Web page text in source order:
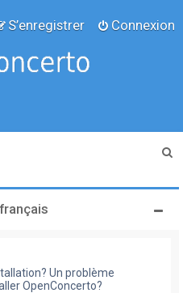
Connexion
S’enregistrer
Un problème
OpenConcerto?